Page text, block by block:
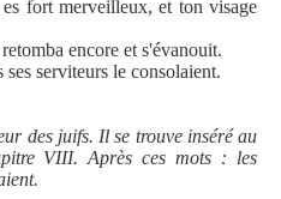
fort merveilleux, et ton visage
encore et s'évanouit.
serviteurs le consolaient.
des juifs. Il se trouve inséré au
VIII. Après ces mots : les